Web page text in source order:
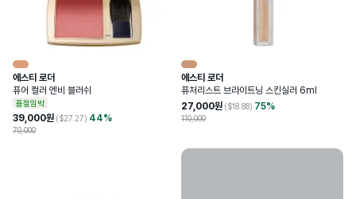
에스티 로더
퓨어 컬러 엔비 블러쉬
품절임박
39,000원 ($27.27) 44%
70,000
에스티 로더
퓨처리스트 브라이트닝 스킨실러 6ml
27,000원 ($18.88) 75%
110,000